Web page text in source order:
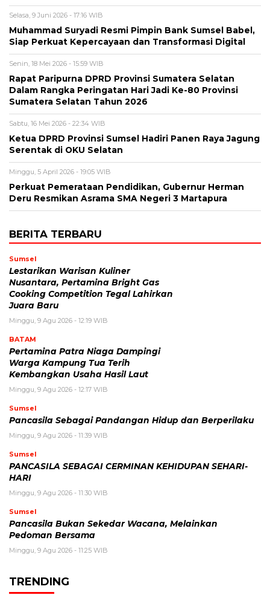
Selasa, 9 Juni 2026 - 17:16 WIB
Muhammad Suryadi Resmi Pimpin Bank Sumsel Babel,
Siap Perkuat Kepercayaan dan Transformasi Digital
Senin, 18 Mei 2026 - 15:59 WIB
Rapat Paripurna DPRD Provinsi Sumatera Selatan
Dalam Rangka Peringatan Hari Jadi Ke-80 Provinsi
Sumatera Selatan Tahun 2026
Sabtu, 16 Mei 2026 - 22:34 WIB
Ketua DPRD Provinsi Sumsel Hadiri Panen Raya Jagung
Serentak di OKU Selatan
Minggu, 5 April 2026 - 19:05 WIB
Perkuat Pemerataan Pendidikan, Gubernur Herman
Deru Resmikan Asrama SMA Negeri 3 Martapura
BERITA TERBARU
Sumsel
Lestarikan Warisan Kuliner
Nusantara, Pertamina Bright Gas
Cooking Competition Tegal Lahirkan
Juara Baru
Minggu, 9 Agu 2026 - 12:19 WIB
BATAM
Pertamina Patra Niaga Dampingi
Warga Kampung Tua Terih
Kembangkan Usaha Hasil Laut
Minggu, 9 Agu 2026 - 12:17 WIB
Sumsel
Pancasila Sebagai Pandangan Hidup dan Berperilaku
Minggu, 9 Agu 2026 - 11:39 WIB
Sumsel
PANCASILA SEBAGAI CERMINAN KEHIDUPAN SEHARI-
HARI
Minggu, 9 Agu 2026 - 11:30 WIB
Sumsel
Pancasila Bukan Sekedar Wacana, Melainkan
Pedoman Bersama
Minggu, 9 Agu 2026 - 11:25 WIB
TRENDING